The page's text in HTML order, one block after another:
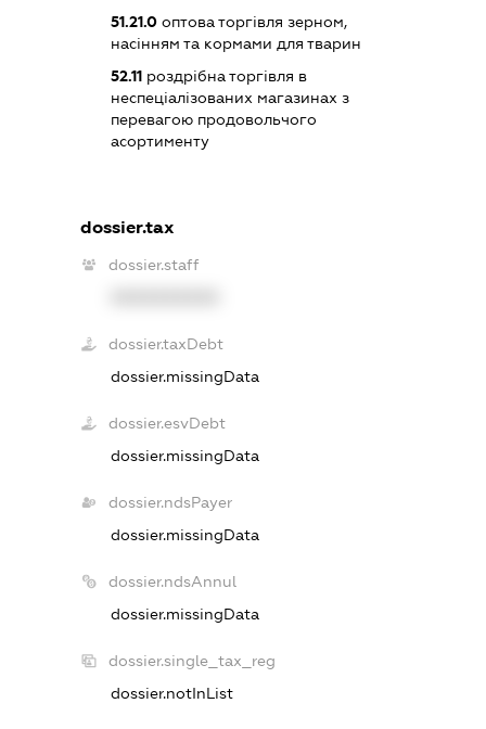
51.21.0оптова торгівля зерном,
насінням та кормами для тварин
52.11роздрібна торгівля в
неспеціалізованих магазинах з
перевагою продовольчого
асортименту
dossier.tax
dossier.staff
dossier.taxDebt
dossier.missingData
dossier.esvDebt
dossier.missingData
dossier.ndsPayer
dossier.missingData
dossier.ndsAnnul
dossier.missingData
dossier.single_tax_reg
dossier.notInList